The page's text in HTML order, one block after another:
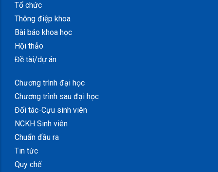
Tổ chức
Thông điệp khoa
Bài báo khoa học
Hội thảo
Đề tài/dự án
Chương trình đại học
Chương trình sau đại học
Đối tác-Cựu sinh viên
NCKH Sinh viên
Chuẩn đầu ra
Tin tức
Quy chế